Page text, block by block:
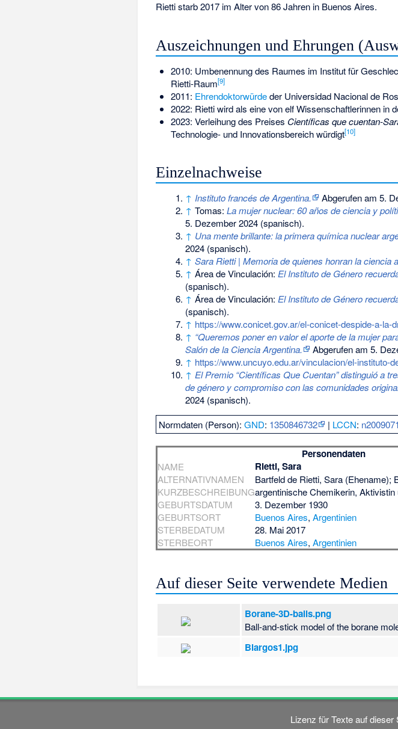
Rietti starb 2017 im Alter von 86 Jahren in Buenos Aires.
Auszeichnungen und Ehrungen
2010: Umbenennung des Raumes im Institut für
Rietti-Raum[9]
2011: Ehrendoktorwürdeder Universidad Nacional de
2022: Rietti wird als eine von elf Wissenschaftlerinnen in
2023: Verleihung des Preises Científicas que cuentan-
Technologie- und Innovationsbereich würdigt[10]
Einzelnachweise
↑ Instituto francés de Argentina. Abgerufen am 5.
↑ Tomas: La mujer nuclear: 60 años de ciencia y
5. Dezember 2024 (spanisch).
↑ Una mente brillante: la primera química nuclear
2024 (spanisch).
↑ Sara Rietti | Memoria de quienes honran la ciencia
↑ Área de Vinculación: El Instituto de Género
(spanisch).
↑ Área de Vinculación: El Instituto de Género
(spanisch).
↑ https://www.conicet.gov.ar/el-conicet-despide-a-la-
↑ “Queremos poner en valor el aporte de la mujer
Salón de la Ciencia Argentina.
Abgerufen am 5.
↑ https://www.uncuyo.edu.ar/vinculacion/el-instituto-
↑ El Premio “Científicas Que Cuentan” distinguió a
de género y compromiso con las comunidades
2024 (spanisch).
Normdaten (Person):GND: 1350846732 | LCCN:
Personendaten
NAME Rietti, Sara
ALTERNATIVNAMEN
Bartfeld de Rietti, Sara (Ehename);
KURZBESCHREIBUNGargentinische Chemikerin,
GEBURTSDATUM
3. Dezember 1930
GEBURTSORT
Buenos Aires,Argentinien
STERBEDATUM
28. Mai 2017
STERBEORT
Buenos Aires,Argentinien
Auf dieser Seite verwendete Medien
Borane-3D-balls.png
Ball-and-stick model of the borane
Blargos1.jpg
Lizenz für Texte auf dieser